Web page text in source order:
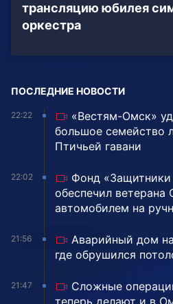
трансляцию юбилея
оркестра
ПОСЛЕДНИЕ НОВОСТИ
22:22
«Вестям-Омск»
большое семейство
Птичьей гавани
22:02
Фонд «Защитники
обеспечил
автомобилем на
21:56
Аварийный дом
где обрушился
21:47
Сложные